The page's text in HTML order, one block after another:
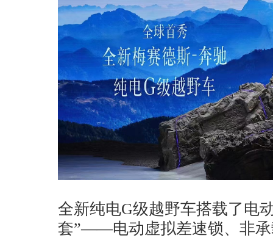
全新纯电G级越野车搭载了电
套”——电动虚拟差速锁、非承